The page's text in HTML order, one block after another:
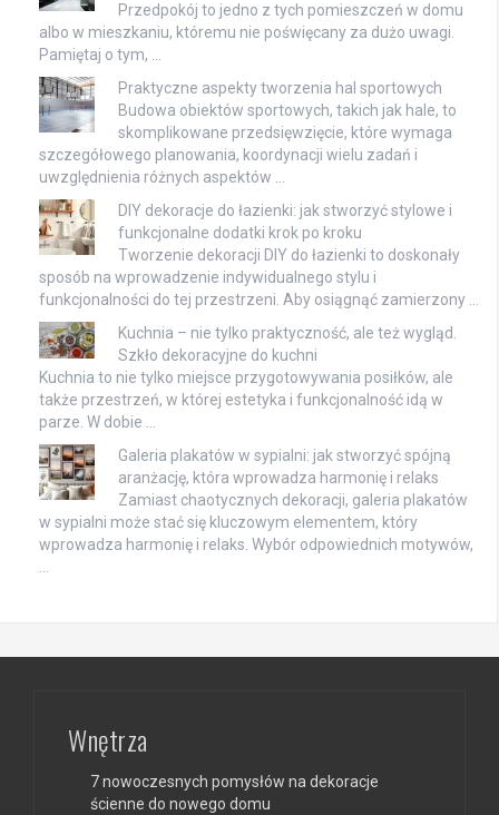
Przedpokój to jedno z tych pomieszczeń w domu
albo w mieszkaniu, któremu nie poświęcany za dużo uwagi.
Pamiętaj o tym, …
Praktyczne aspekty tworzenia hal sportowych
Budowa obiektów sportowych, takich jak hale, to
skomplikowane przedsięwzięcie, które wymaga
szczegółowego planowania, koordynacji wielu zadań i
uwzględnienia różnych aspektów …
DIY dekoracje do łazienki: jak stworzyć stylowe i
funkcjonalne dodatki krok po kroku
Tworzenie dekoracji DIY do łazienki to doskonały
sposób na wprowadzenie indywidualnego stylu i
funkcjonalności do tej przestrzeni. Aby osiągnąć zamierzony …
Kuchnia – nie tylko praktyczność, ale też wygląd.
Szkło dekoracyjne do kuchni
Kuchnia to nie tylko miejsce przygotowywania posiłków, ale
także przestrzeń, w której estetyka i funkcjonalność idą w
parze. W dobie …
Galeria plakatów w sypialni: jak stworzyć spójną
aranżację, która wprowadza harmonię i relaks
Zamiast chaotycznych dekoracji, galeria plakatów
w sypialni może stać się kluczowym elementem, który
wprowadza harmonię i relaks. Wybór odpowiednich motywów,
Wnętrza
7 nowoczesnych pomysłów na dekoracje
ścienne do nowego domu